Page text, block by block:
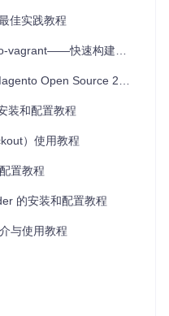
>
，每次更新这些静态资源
新。
佳实践教程
快速构建的Magento开发环境
Open Source 2镜像
装和配置教程
）使用教程
置教程
的安装和配置教程
与使用教程